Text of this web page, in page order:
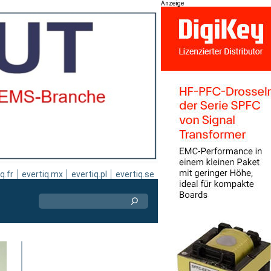
evertiq.mx evertiq.pl evertiq.se
Anzeige